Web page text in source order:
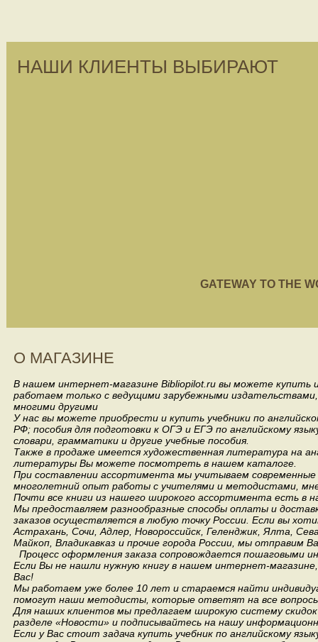
НАШИ КЛИЕНТЫ ВЫБИРАЮТ
GATEWAY TO THE
О МАГАЗИНЕ
В нашем интернет-магазине Bibliopilot.ru вы можете купить
работаем только с ведущими зарубежными издательствами,
многими другими
У нас вы можете приобрести и купить учебники по
РФ; пособия для подготовки к ОГЭ и ЕГЭ по английскому
словари, грамматики и другие учебные пособия.
Также в продаже имеется художественная литература на
литературы Вы можете посмотреть в нашем каталоге.
При составлении ассортимента мы учитываем
многолетний опыт работы с учителями и методистами,
Почти все книги из нашего широкого ассортимента есть в
Мы предоставляем разнообразные способы оплаты и
заказов осуществляется в любую точку России. Если вы
Астрахань, Сочи, Адлер, Новороссийск, Геленджик, Ялта,
Майкоп, Владикавказ и прочие города России, мы отправим
Процесс оформления заказа сопровождается пошаговыми
Если Вы не нашли нужную книгу в нашем интернет-
Вас!
Мы работаем уже более 10 лет и стараемся найти
помогут наши методисты, которые ответят на все
Для наших клиентов мы предлагаем широкую систему
разделе «Новости» и подписывайтесь на нашу
Если у Вас стоит задача купить учебник по английскому